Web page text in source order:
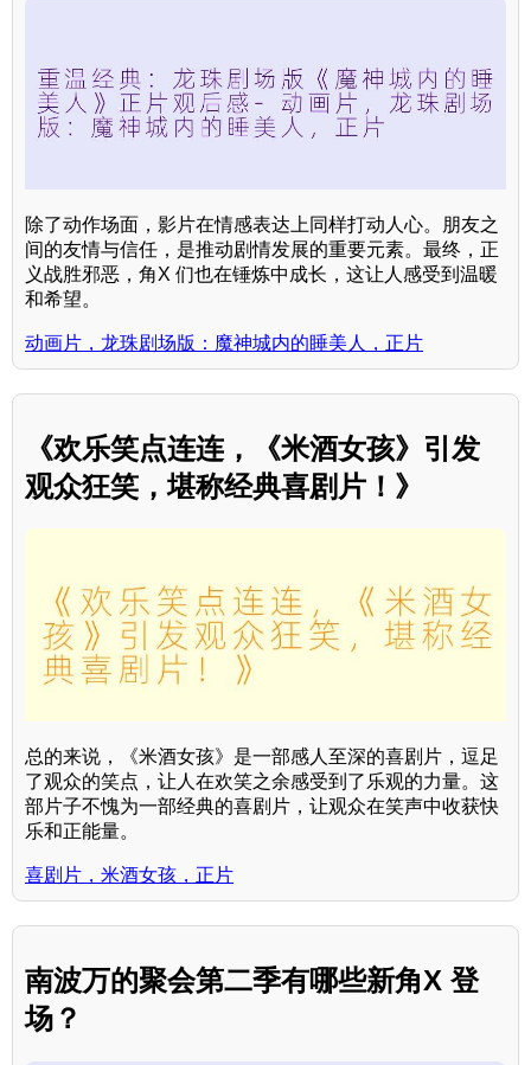
除了动作场面，影片在情感表达上同样打动人心。朋友之
间的友情与信任，是推动剧情发展的重要元素。最终，正
义战胜邪恶，角X 们也在锤炼中成长，这让人感受到温暖
和希望。
动画片，龙珠剧场版：魔神城内的睡美人，正片
《欢乐笑点连连，《米酒女孩》引发
观众狂笑，堪称经典喜剧片！》
总的来说，《米酒女孩》是一部感人至深的喜剧片，逗足
了观众的笑点，让人在欢笑之余感受到了乐观的力量。这
部片子不愧为一部经典的喜剧片，让观众在笑声中收获快
乐和正能量。
喜剧片，米酒女孩，正片
南波万的聚会第二季有哪些新角X 登
场？